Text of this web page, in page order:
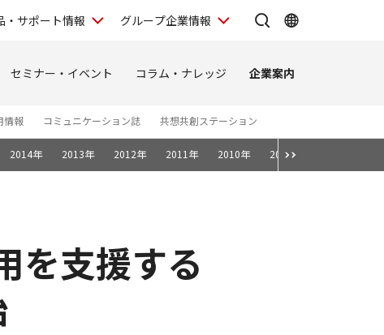
・サポート情報 グループ企業情報
セミナー・イベント コラム・ナレッジ 企業案内
情報 コミュニケーション誌 共想共創ステーション
2014年 2013年 2012年 2011年 2010年 2009年
を支援する